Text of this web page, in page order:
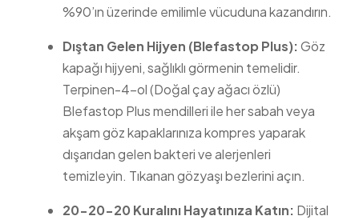
%90’ın üzerinde emilimle vücuduna kazandırın.
Dıştan Gelen Hijyen (Blefastop Plus):Göz
kapağı hijyeni, sağlıklı görmenin temelidir.
Terpinen-4-ol (Doğal çay ağacı özlü)
Blefastop Plus mendilleri ile her sabah veya
akşam göz kapaklarınıza kompres yaparak
dışarıdan gelen bakteri ve alerjenleri
temizleyin. Tıkanan gözyaşı bezlerini açın.
20-20-20 Kuralını Hayatınıza Katın: Dijital